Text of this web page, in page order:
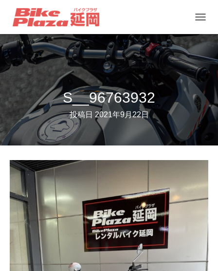
ビ
ー
シ
ョ
ン
を
り
S__96763932
投稿日 2021年9月22日